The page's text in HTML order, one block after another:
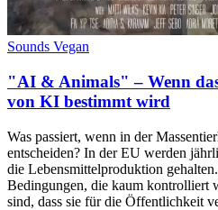
Sounds Vegan
"AI & Animals" – Wenn
von KI bestimmt wird
Was passiert, wenn in der
entscheiden? In der EU werden
die Lebensmittelproduktion
Bedingungen, die kaum kontrolliert
sind, dass sie für die Öffentlichkeit